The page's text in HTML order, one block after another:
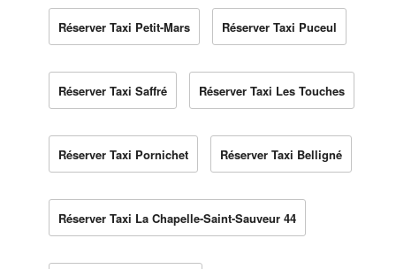
Réserver Taxi Petit-Mars Réserver Taxi Puceul
Réserver Taxi Saffré Réserver Taxi Les Touches
Réserver Taxi Pornichet Réserver Taxi Belligné
Réserver Taxi La Chapelle-Saint-Sauveur 44